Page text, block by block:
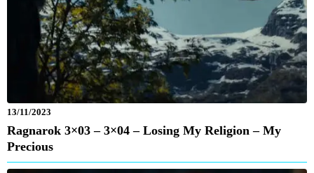
13/11/2023
Ragnarok 3×03 – 3×04 – Losing My Religion – My
Precious